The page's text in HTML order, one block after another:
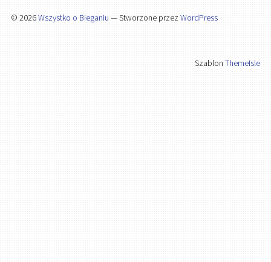
© 2026Wszystko o Bieganiu — Stworzone przez WordPress
SzablonThemeIsle